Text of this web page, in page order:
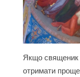
Якщо священик
отримати